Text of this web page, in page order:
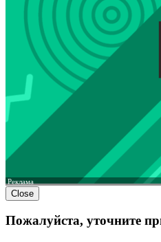
Реклама
Close
Пожалуйста, уточните